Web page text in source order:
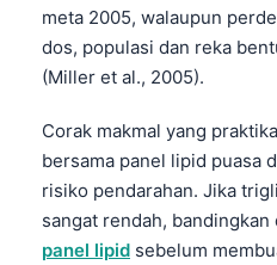
meta 2005, walaupun
dos, populasi dan reka
(Miller et al., 2005).
Corak makmal yang
bersama panel lipid puasa
risiko pendarahan. Jika
sangat rendah, bandingkan
panel lipid sebelum
Tagalog
ไทย
ဗမာစာ
ភាសាខ្មែរ
አማርኛ
Українська